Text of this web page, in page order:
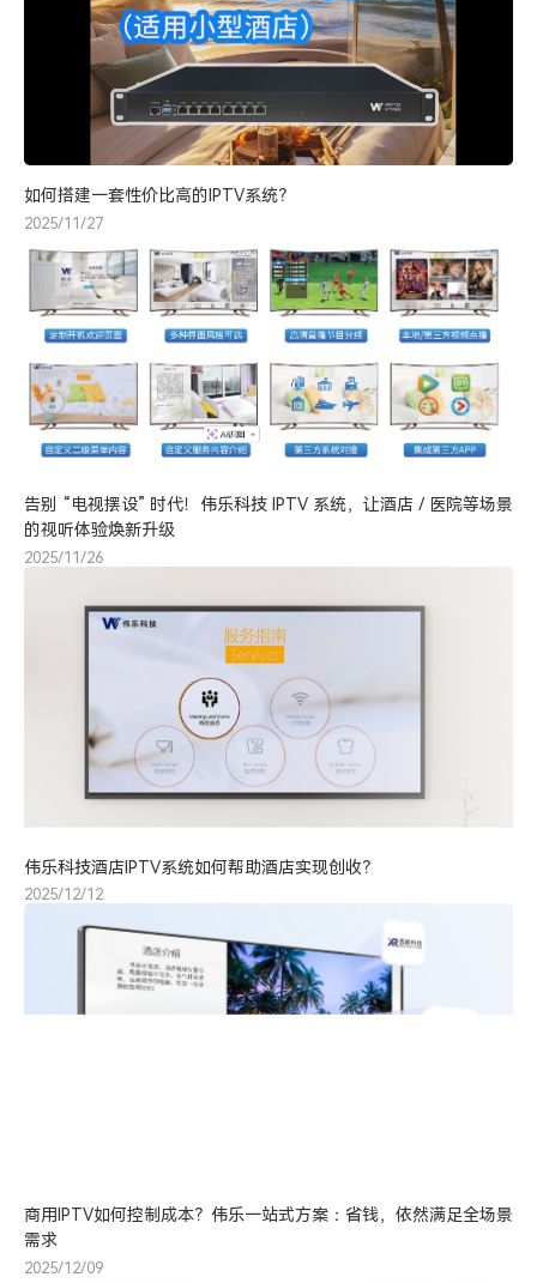
如何搭建一套性价比高的IPTV系统？
2025/11/27
告别 “电视摆设” 时代！伟乐科技 IPTV 系统，让酒店 / 医院等场景
的视听体验焕新升级
2025/11/26
伟乐科技酒店IPTV系统如何帮助酒店实现创收？
2025/12/12
商用IPTV如何控制成本？伟乐一站式方案：省钱，依然满足全场景
需求
2025/12/09